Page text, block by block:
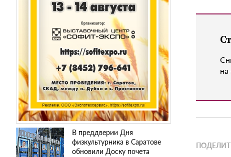
В преддверии Дня
физкультурника в Саратове
обновили Доску почета